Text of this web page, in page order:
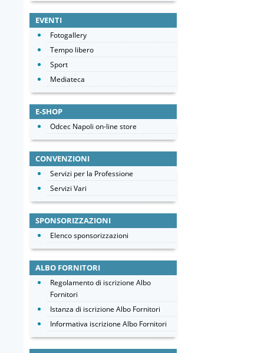
EVENTI
Fotogallery
Tempo libero
Sport
Mediateca
E-SHOP
Odcec Napoli on-line store
CONVENZIONI
Servizi per la Professione
Servizi Vari
SPONSORIZZAZIONI
Elenco sponsorizzazioni
ALBO FORNITORI
Regolamento di iscrizione Albo
Fornitori
Istanza di iscrizione Albo Fornitori
Informativa iscrizione Albo Fornitori